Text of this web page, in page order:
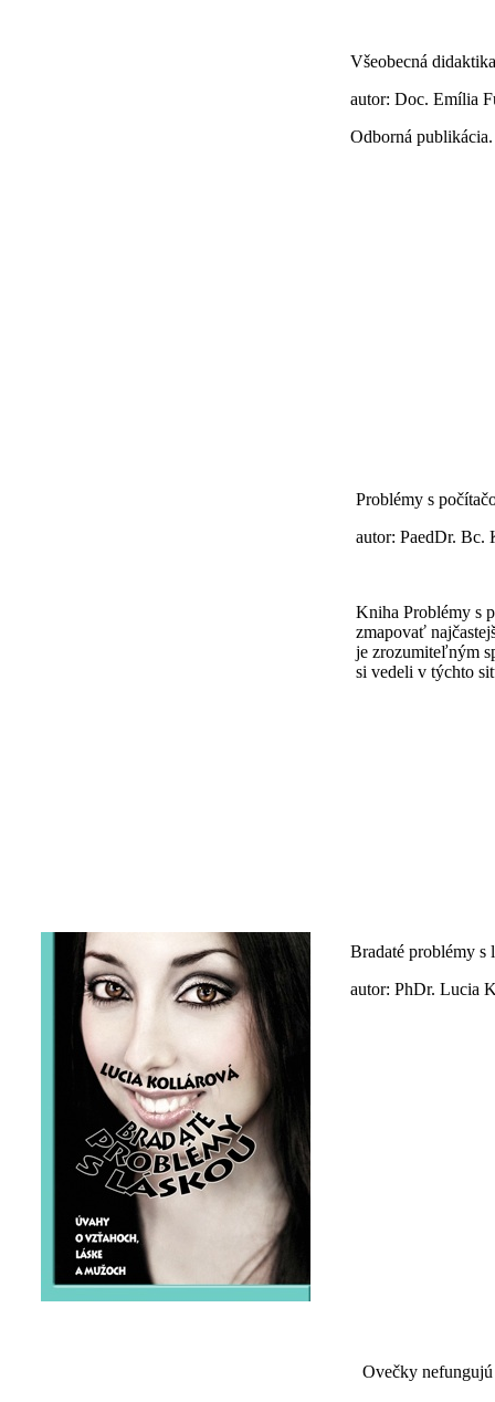
Všeobecná didaktika
autor: Doc. Emília
Odborná publikácia.
Ovečky nefungujú
Bradaté problémy s
autor: PhDr. Lucia
Problémy s
autor: PaedDr. Bc.
Kniha Problémy s
zmapovať
je zrozumiteľným
si vedeli v týchto